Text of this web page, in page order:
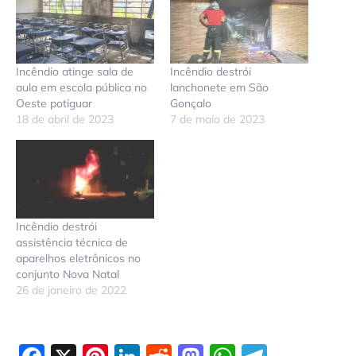
Incêndio atinge sala de
aula em escola pública no
Oeste potiguar
18 de abril de 2023
Incêndio destrói
lanchonete em São
Gonçalo
7 de maio de 2023
Incêndio destrói
assistência técnica de
aparelhos eletrônicos no
conjunto Nova Natal
26 de janeiro de 2022